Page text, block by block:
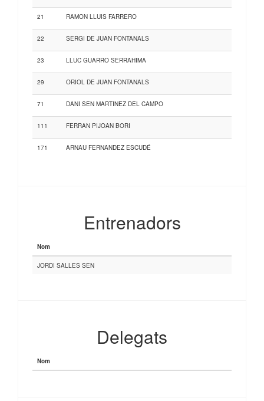
21 RAMON LLUIS FARRERO
22 SERGI DE JUAN FONTANALS
23 LLUC GUARRO SERRAHIMA
29 ORIOL DE JUAN FONTANALS
71 DANI SEN MARTINEZ DEL CAMPO
111 FERRAN PIJOAN BORI
171 ARNAU FERNANDEZ ESCUDÉ
Entrenadors
Nom
JORDI SALLES SEN
Delegats
Nom